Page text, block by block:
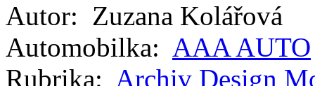
Autor: Zuzana Kolářová
Automobilka: AAA AUTO
Rubrika: Archiv Design